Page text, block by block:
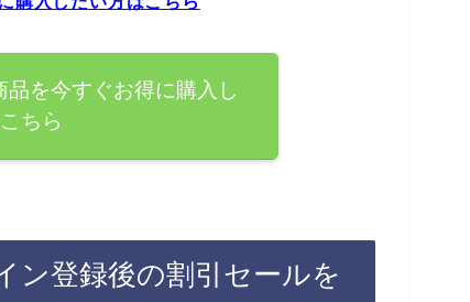
を今すぐお得に購入し
ちら
ン登録後の割引セールを